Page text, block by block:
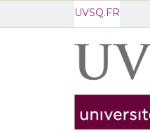
UVSQ.FR